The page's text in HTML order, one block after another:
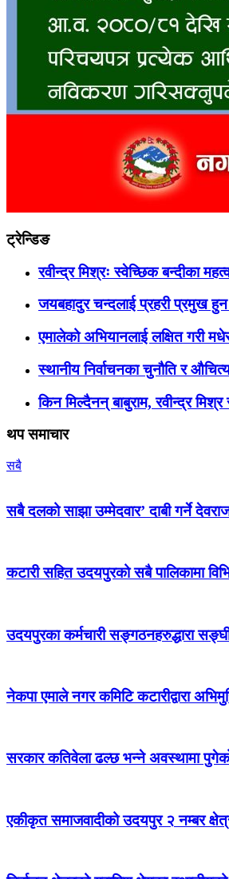
ट्रेन्डिङ
रवीन्द्र मिश्रः स्वेच्छिक बन्दीका
जयबहादुर चन्दलाई प्रहरी प्रमुख
एमालेको अभियानलाई लक्षित गरी
स्थानीय निर्वाचनका चुनौति र
किन मिल्दैनन् बाबुराम, रवीन्द्र
थप समाचार
सबै
सबै दलको साझा उम्मेदवार’ दाबी गर्ने
कटारी सहित उदयपुरको सबै पालिकामा
उदयपुरका कर्मचारी सङ्गठनहरुद्धारा
नेकपा एमाले नगर कमिटि कटारीद्वारा
सरकार कतिवेला ढल्छ भन्ने अवस्थामा
एकीकृत समाजवादीको उदयपुर २ नम्बर